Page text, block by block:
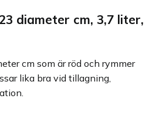
diameter cm, 3,7 liter,
cm som är röd och rymmer
lika bra vid tillagning,